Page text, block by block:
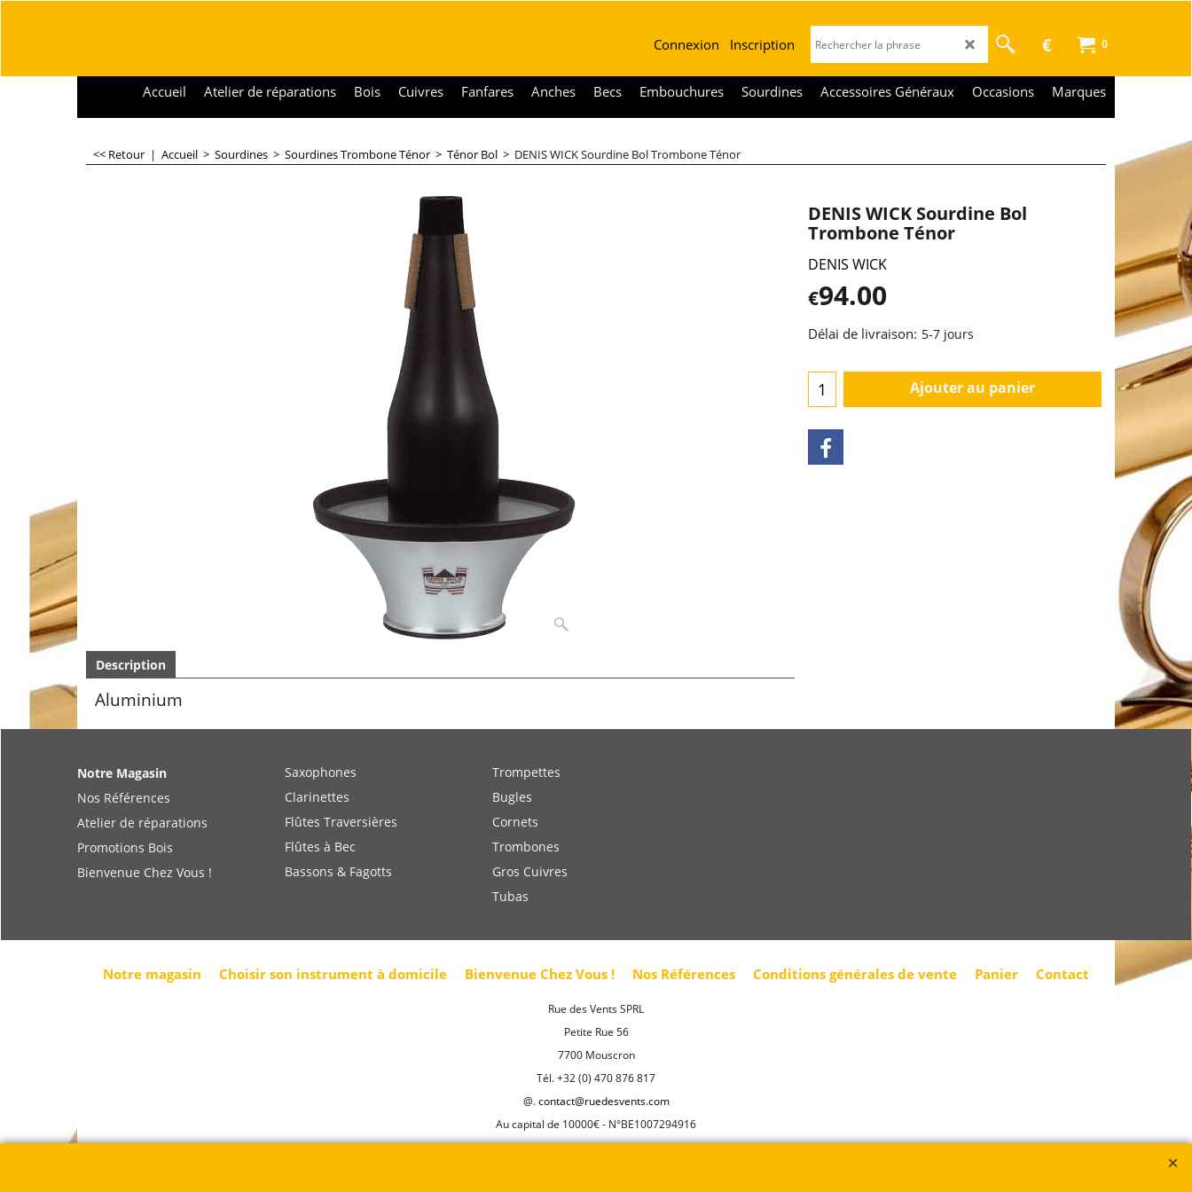
0
€
Connexion Inscription
Accueil Atelier de réparations Bois Cuivres Fanfares Anches Becs Embouchures Sourdines Accessoires Généraux Occasions Marques
<< Retour | Accueil > Sourdines > Sourdines Trombone Ténor > Ténor Bol > DENIS WICK Sourdine Bol Trombone Ténor
DENIS WICK Sourdine Bol
Trombone Ténor
DENIS WICK
€94.00
Délai de livraison: 5-7 jours
Ajouter au panier
Description
Aluminium
Notre Magasin
Nos Références
Atelier de réparations
Promotions Bois
Bienvenue Chez Vous !
Saxophones
Clarinettes
Flûtes Traversières
Flûtes à Bec
Bassons & Fagotts
Trompettes
Bugles
Cornets
Trombones
Gros Cuivres
Tubas
Notre magasin Choisir son instrument à domicile Bienvenue Chez Vous ! Nos Références Conditions générales de vente Panier Contact
Rue des Vents SPRL
Petite Rue 56
7700 Mouscron
Tél. +32 (0) 470 876 817
@.contact@ruedesvents.com
Au capital de 10000€ - N°BE1007294916